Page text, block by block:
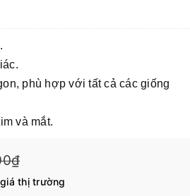
phù hợp với tất cả các giống
và mắt.
thị trường